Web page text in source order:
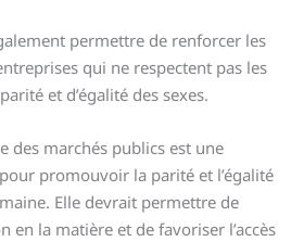
permettre de renforcer les
qui ne respectent pas les
et d’égalité des sexes.
des marchés publics est une
promouvoir la parité et l’égalité
Elle devrait permettre de
en la matière et de favoriser l’accès